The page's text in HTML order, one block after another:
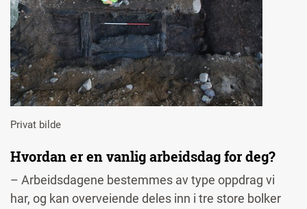
Privat bilde
Hvordan er en vanlig arbeidsdag for deg?
– Arbeidsdagene bestemmes av type oppdrag vi
har, og kan overveiende deles inn i tre store bolker